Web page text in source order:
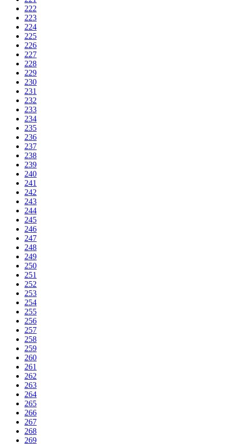
222
223
224
225
226
227
228
229
230
231
232
233
234
235
236
237
238
239
240
241
242
243
244
245
246
247
248
249
250
251
252
253
254
255
256
257
258
259
260
261
262
263
264
265
266
267
268
269